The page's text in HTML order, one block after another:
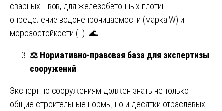
сварных швов, для железобетонных плотин —
определение водонепроницаемости (марка W) и
морозостойкости (F). 🌊
⚖️ Нормативно-правовая база для экспертизы
сооружений
Эксперт по сооружениям должен знать не только
общие строительные нормы, но и десятки отраслевых